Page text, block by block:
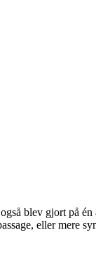
blev gjort på
eller mere